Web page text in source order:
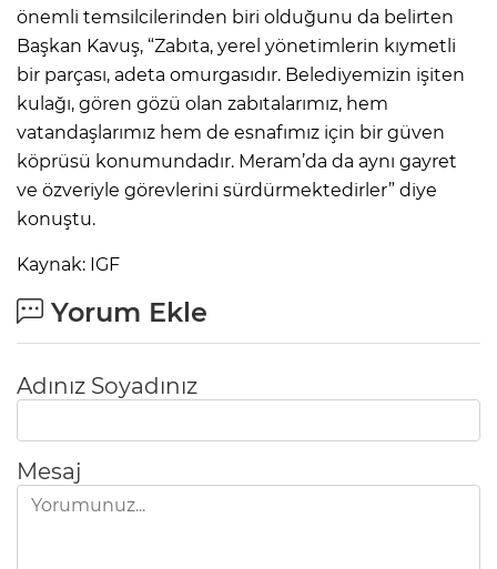
önemli temsilcilerinden biri olduğunu da belirten
Başkan Kavuş, “Zabıta, yerel yönetimlerin kıymetli
bir parçası, adeta omurgasıdır. Belediyemizin işiten
kulağı, gören gözü olan zabıtalarımız, hem
vatandaşlarımız hem de esnafımız için bir güven
köprüsü konumundadır. Meram’da da aynı gayret
ve özveriyle görevlerini sürdürmektedirler” diye
konuştu.
Kaynak: IGF
Yorum Ekle
Adınız Soyadınız
Mesaj